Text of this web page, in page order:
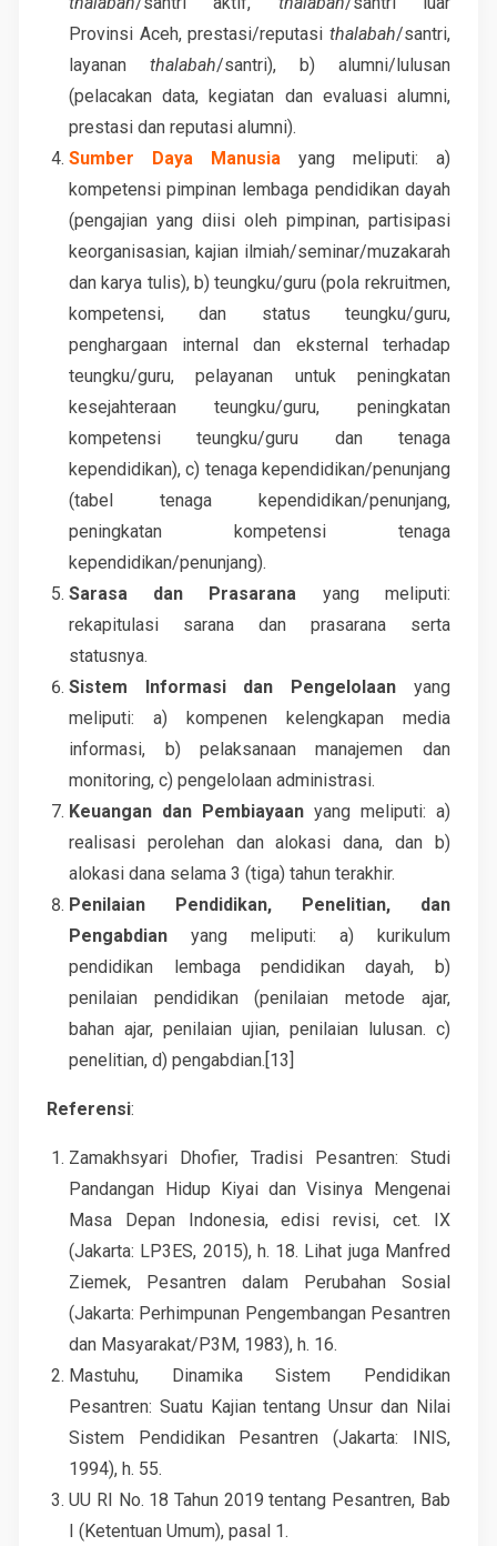
Provinsi Aceh, prestasi/reputasi thalabah/santri,
layananthalabah/santri), b) alumni/lulusan
(pelacakan data, kegiatan dan evaluasi alumni,
prestasi dan reputasi alumni).
Sumber Daya Manusia yang meliputi: a)
kompetensi pimpinan lembaga pendidikan dayah
(pengajian yang diisi oleh pimpinan, partisipasi
keorganisasian, kajian ilmiah/seminar/muzakarah
dan karya tulis), b) teungku/guru (pola rekruitmen,
kompetensi, dan status teungku/guru,
penghargaan internal dan eksternal terhadap
teungku/guru, pelayanan untuk peningkatan
kesejahteraan teungku/guru, peningkatan
kompetensi teungku/guru dan tenaga
kependidikan), c) tenaga kependidikan/penunjang
(tabel tenaga kependidikan/penunjang,
peningkatan kompetensi tenaga
kependidikan/penunjang).
Sarasa dan Prasarana yang meliputi:
rekapitulasi sarana dan prasarana serta
statusnya.
Sistem Informasi dan Pengelolaan yang
meliputi: a) kompenen kelengkapan media
informasi, b) pelaksanaan manajemen dan
monitoring, c) pengelolaan administrasi.
Keuangan dan Pembiayaan yang meliputi: a)
realisasi perolehan dan alokasi dana, dan b)
alokasi dana selama 3 (tiga) tahun terakhir.
Penilaian Pendidikan, Penelitian, dan
Pengabdian yang meliputi: a) kurikulum
pendidikan lembaga pendidikan dayah, b)
penilaian pendidikan (penilaian metode ajar,
bahan ajar, penilaian ujian, penilaian lulusan. c)
penelitian, d) pengabdian.[13]
Referensi:
Zamakhsyari Dhofier, Tradisi Pesantren: Studi
Pandangan Hidup Kiyai dan Visinya Mengenai
Masa Depan Indonesia, edisi revisi, cet. IX
(Jakarta: LP3ES, 2015), h. 18. Lihat juga Manfred
Ziemek, Pesantren dalam Perubahan Sosial
(Jakarta: Perhimpunan Pengembangan Pesantren
dan Masyarakat/P3M, 1983), h. 16.
Mastuhu, Dinamika Sistem Pendidikan
Pesantren: Suatu Kajian tentang Unsur dan Nilai
Sistem Pendidikan Pesantren (Jakarta: INIS,
1994), h. 55.
UU RI No. 18 Tahun 2019 tentang Pesantren, Bab
I (Ketentuan Umum), pasal 1.